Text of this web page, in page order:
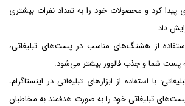
پیدا کرد و محصولات خود را به تعداد نفرات بیشتری
داد.
از هشتگ‌های مناسب در پست‌های تبلیغاتی،
پست شما و جذب فالوور بیشتر می‌شود.
با استفاده از ابزارهای تبلیغاتی در اینستاگرام،
تبلیغاتی خود را به صورت هدفمند به مخاطبان